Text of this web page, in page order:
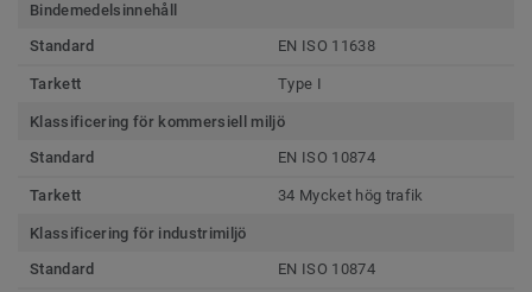
Bindemedelsinnehåll
Standard
EN ISO 11638
Tarkett Type I
Klassificering för kommersiell miljö
Standard
EN ISO 10874
Tarkett 34 Mycket hög trafik
Klassificering för industrimiljö
Standard
EN ISO 10874